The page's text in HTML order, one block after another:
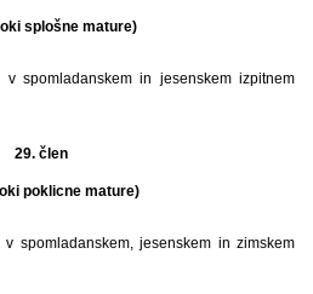
splošne mature)
spomladanskem in jesenskem izpitnem
29. člen
poklicne mature)
spomladanskem, jesenskem in zimskem